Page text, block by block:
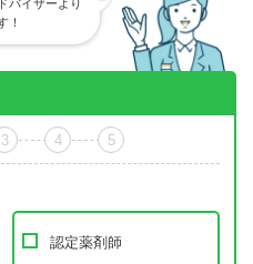
バイザーより
！
3 4 5
認定薬剤師